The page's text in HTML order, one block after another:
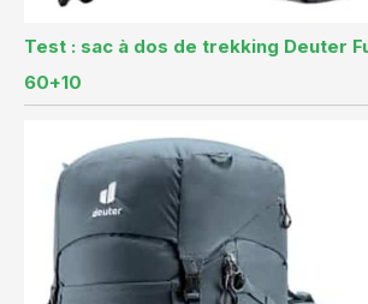
Test : sac à dos de trekking Deuter
60+10